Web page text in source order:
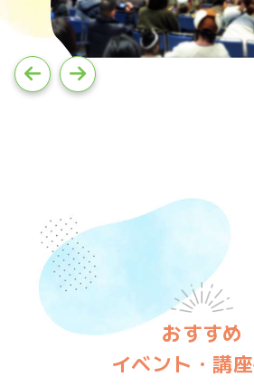
おすすめ
イベント・講